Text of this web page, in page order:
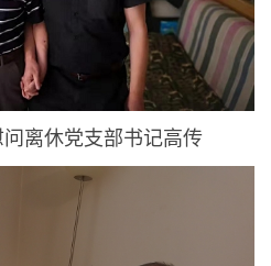
离休党支部书记高传